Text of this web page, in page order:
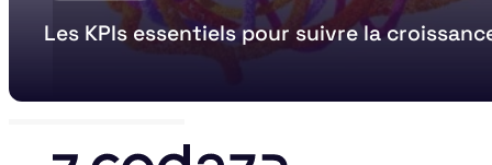
Les KPIs essentiels pour suivre la